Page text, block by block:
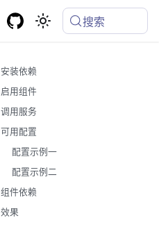
搜索
安装依赖
启用组件
调用服务
可用配置
配置示例一
配置示例二
组件依赖
效果